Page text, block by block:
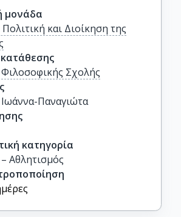
μονάδα
και Διοίκηση της
Σχολής
Παναγιώτα
κατηγορία
Αθλητισμός